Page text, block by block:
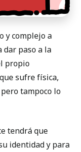
y complejo a
dar paso a la
propio
sufre física,
tampoco lo
tendrá que
identidad y para